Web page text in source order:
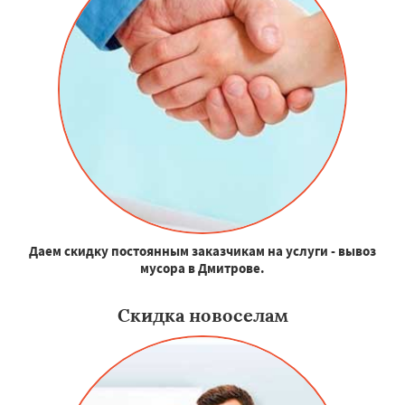
Даем скидку постоянным заказчикам на услуги - вывоз
мусора в Дмитрове.
Скидка новоселам